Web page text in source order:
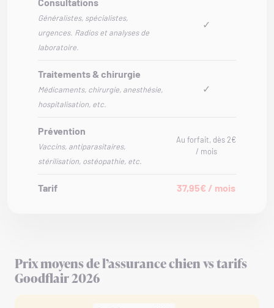
Généralistes, spécialistes,
urgences. Radios et analyses de
laboratoire.
✓
Traitements & chirurgie
Médicaments, chirurgie, anesthésie,
hospitalisation, etc.
✓
Prévention
Vaccins, antiparasitaires,
stérilisation, ostéopathie, etc.
Au forfait, dès 2€
/ mois
Tarif 37,95€ / mois
Prix moyens de l’assurance chien vs tarifs
Goodflair 2026